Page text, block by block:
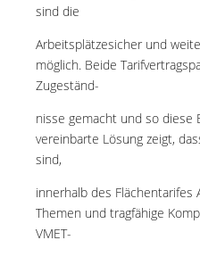
sind die
Arbeitsplätzesicher und
möglich. Beide
Zugeständ-
nisse gemacht und so diese
vereinbarte Lösung zeigt,
sind,
innerhalb des
Themen und tragfähige
VMET-